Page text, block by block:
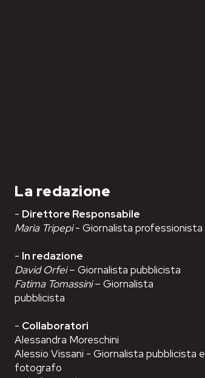
La redazione
- Direttore Responsabile
Maria Tripepi- Giornalista professionista
- In redazione
David Orfei– Giornalista pubblicista
Fatima Tomassini– Giornalista
pubblicista
- Collaboratori
Alessandra Moreschini
Alessio Vissani - Giornalista pubblicista e
fotografo